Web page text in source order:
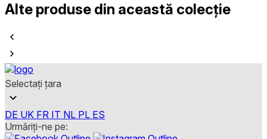
Alte produse din această colecție
Selectați țara
DE UK FR IT NL PL ES
Urmăriți-ne pe: